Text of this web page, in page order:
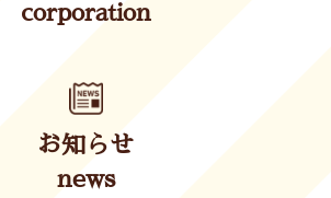
corporation
お知らせ
news